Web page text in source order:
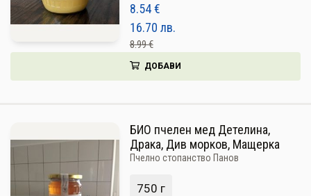
8.54€
16.70 лв.
8.99 €
ДОБАВИ
БИО пчелен мед Детелина,
Драка, Див морков, Мащерка
Пчелно стопанство Панов
750 г